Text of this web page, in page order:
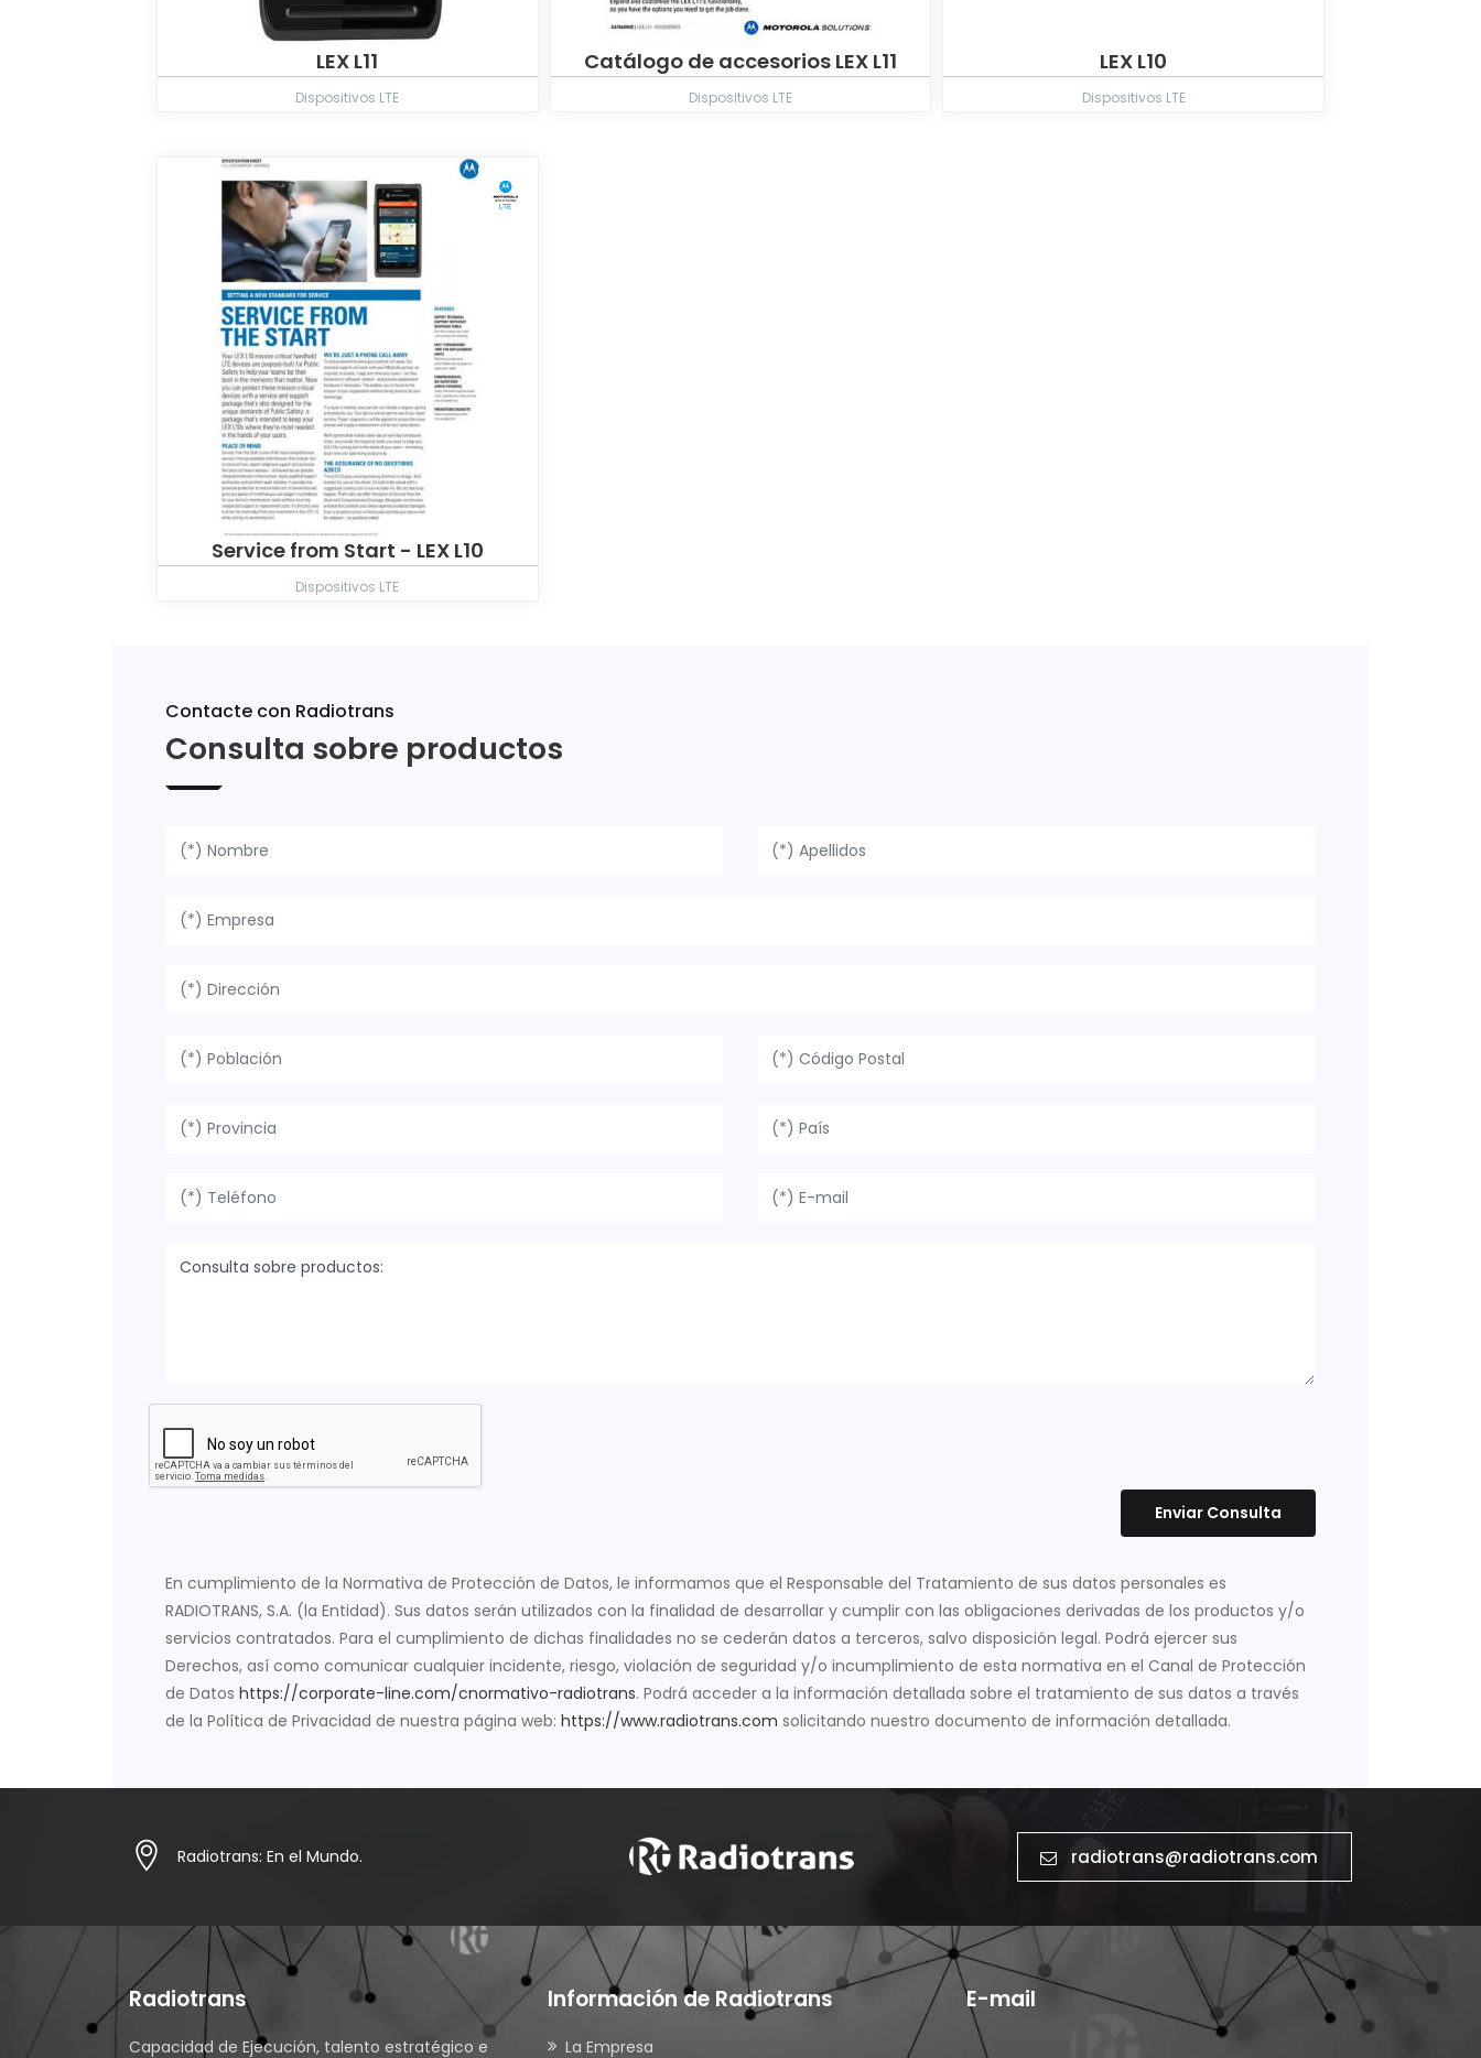
LEX L11
Dispositivos LTE
Catálogo de accesorios LEX L11
Dispositivos LTE
LEX L10
Dispositivos LTE
Service from Start - LEX L10
Dispositivos LTE
Contacte con Radiotrans
Consulta sobre productos
Enviar Consulta
En cumplimiento de la Normativa de Protección de Datos, le informamos que el Responsable del Tratamiento de sus datos personales es
RADIOTRANS, S.A. (la Entidad). Sus datos serán utilizados con la finalidad de desarrollar y cumplir con las obligaciones derivadas de los productos y/o
servicios contratados. Para el cumplimiento de dichas finalidades no se cederán datos a terceros, salvo disposición legal. Podrá ejercer sus
Derechos, así como comunicar cualquier incidente, riesgo, violación de seguridad y/o incumplimiento de esta normativa en el Canal de Protección
de Datos https://corporate-line.com/cnormativo-radiotrans. Podrá acceder a la información detallada sobre el tratamiento de sus datos a través
de la Política de Privacidad de nuestra página web: https://www.radiotrans.com solicitando nuestro documento de información detallada.
Radiotrans: En el Mundo. radiotrans@radiotrans.com
Radiotrans
Capacidad de Ejecución, talento estratégico e
Información de Radiotrans
La Empresa
E-mail